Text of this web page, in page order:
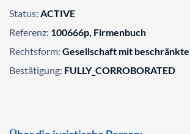
Status: ACTIVE
Referenz: 100666p, Firmenbuch
Rechtsform: Gesellschaft mit
Bestätigung: FULLY_CORROBORATED